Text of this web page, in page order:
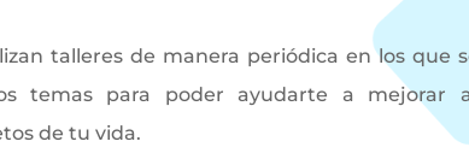
talleres de manera periódica en los que
temas para poder ayudarte a mejorar
de tu vida.